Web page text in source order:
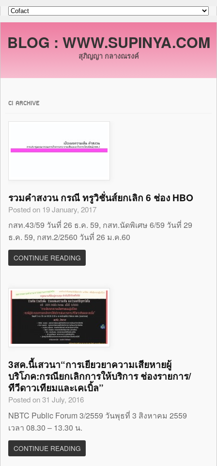
BLOG : WWW.SUPINYA.COM
สุภิญญา กลางณรงค์
CI ARCHIVE
รวมคำสงวน กรณี ทรูวิชั่นส์ยกเลิก 6 ช่อง HBO
Posted on 19 January, 2017
กสท.43/59 วันที่ 26 ธ.ค. 59, กสท.นัดพิเศษ 6/59 วันที่ 29
ธ.ค. 59, กสท.2/2560 วันที่ 26 ม.ค.60
CONTINUE READING
3สค.นี้เสวนา“การเยียวยาความเสียหายผู้
บริโภค:กรณียกเลิกการให้บริการ ช่องรายการ/
ทีวีดาวเทียมและเคเบิ้ล”
Posted on 31 July, 2016
NBTC Public Forum 3/2559 วันพุธที่ 3 สิงหาคม 2559
เวลา 08.30 – 13.30 น.
CONTINUE READING